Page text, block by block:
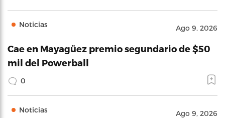
Noticias Ago 9, 2026
Cae en Mayagüez premio segundario de $50
mil del Powerball
0
Noticias Ago 9, 2026